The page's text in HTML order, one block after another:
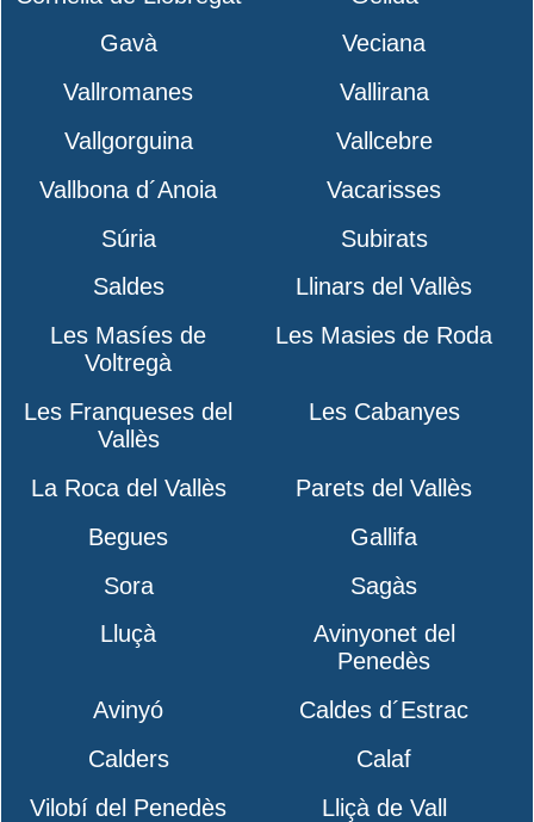
Gavà
Veciana
Vallromanes
Vallirana
Vallgorguina
Vallcebre
Vallbona d´Anoia
Vacarisses
Súria
Subirats
Saldes
Llinars del Vallès
Les Masíes de
Voltregà
Les Masies de Roda
Les Franqueses del
Vallès
Les Cabanyes
La Roca del Vallès
Parets del Vallès
Begues
Gallifa
Sora
Sagàs
Lluçà
Avinyonet del
Penedès
Avinyó
Caldes d´Estrac
Calders
Calaf
Vilobí del Penedès
Lliçà de Vall